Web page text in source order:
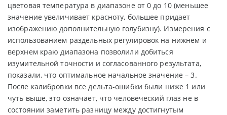
цветовая температура в диапазоне от 0 до 10 (меньшее
значение увеличивает красноту, большее придает
изображению дополнительную голубизну). Измерения с
использованием раздельных регулировок на нижнем и
верхнем краю диапазона позволили добиться
изумительной точности и согласованного результата,
показали, что оптимальное начальное значение – 3.
После калибровки все дельта-ошибки были ниже 1 или
чуть выше, это означает, что человеческий глаз не в
состоянии заметить разницу между достигнутым